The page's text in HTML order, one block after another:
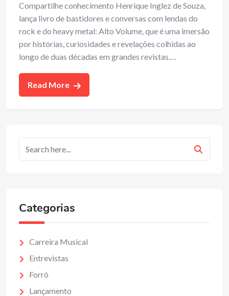
Compartilhe conhecimento Henrique Inglez de Souza,
lança livro de bastidores e conversas com lendas do
rock e do heavy metal: Alto Volume, que é uma imersão
por histórias, curiosidades e revelações colhidas ao
longo de duas décadas em grandes revistas.…
Read More
Categorias
Carreira Musical
Entrevistas
Forró
Lançamento